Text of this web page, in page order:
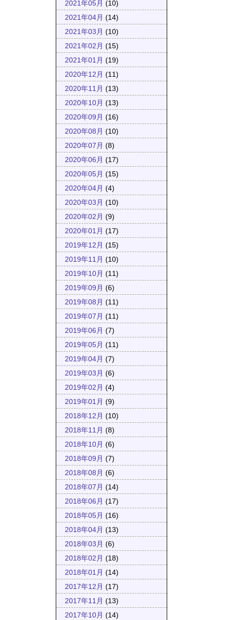
2021年05月 (10)
2021年04月 (14)
2021年03月 (10)
2021年02月 (15)
2021年01月 (19)
2020年12月 (11)
2020年11月 (13)
2020年10月 (13)
2020年09月 (16)
2020年08月 (10)
2020年07月 (8)
2020年06月 (17)
2020年05月 (15)
2020年04月 (4)
2020年03月 (10)
2020年02月 (9)
2020年01月 (17)
2019年12月 (15)
2019年11月 (10)
2019年10月 (11)
2019年09月 (6)
2019年08月 (11)
2019年07月 (11)
2019年06月 (7)
2019年05月 (11)
2019年04月 (7)
2019年03月 (6)
2019年02月 (4)
2019年01月 (9)
2018年12月 (10)
2018年11月 (8)
2018年10月 (6)
2018年09月 (7)
2018年08月 (6)
2018年07月 (14)
2018年06月 (17)
2018年05月 (16)
2018年04月 (13)
2018年03月 (6)
2018年02月 (18)
2018年01月 (14)
2017年12月 (17)
2017年11月 (13)
2017年10月 (14)